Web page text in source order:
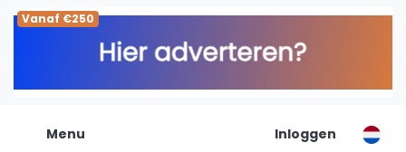
Vanaf €250
Menu
De Padel Gids
Alle padel locaties
Padelwinkels
Organisatie
Inloggen